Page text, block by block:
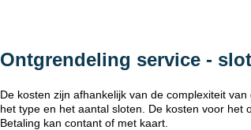
Ontgrendeling service -
De kosten zijn afhankelijk van de complexiteit
het type en het aantal sloten. De kosten voor het
Betaling kan contant of met kaart.